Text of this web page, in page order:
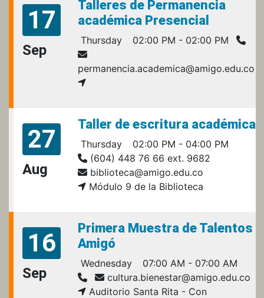
17
Sep
Talleres de Permanencia
académica Presencial
Thursday 02:00 PM - 02:00 PM
permanencia.academica@amigo.edu.co
27
Aug
Taller de escritura académica
Thursday
02:00 PM - 04:00 PM
(604) 448 76 66 ext. 9682
biblioteca@amigo.edu.co
Módulo 9 de la Biblioteca
16
Sep
Primera Muestra de Talentos
Amigó
Wednesday
07:00 AM - 07:00 AM
cultura.bienestar@amigo.edu.co
Auditorio Santa Rita - Con